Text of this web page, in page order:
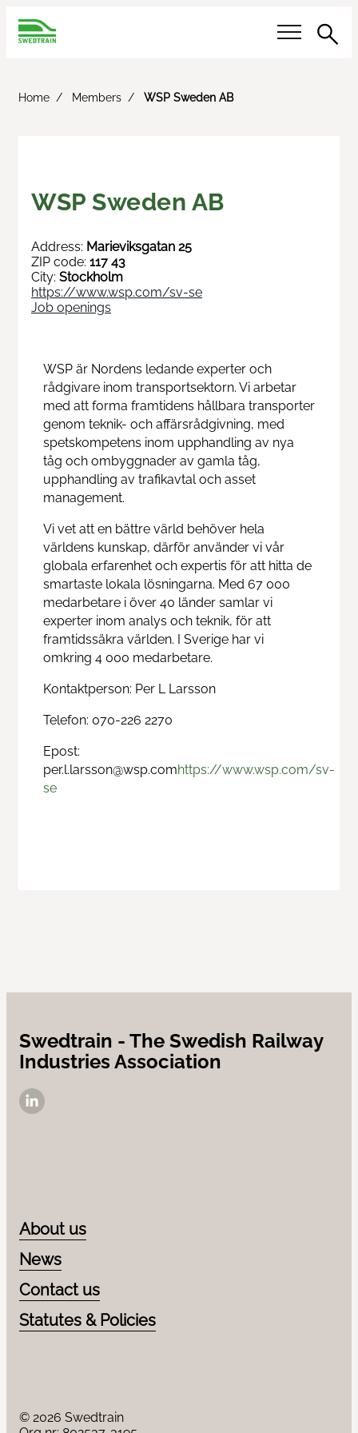
Our questions
Innotrans
Railway Day
Train & Rail
Swedtrain's graduation prize
Swedtrain Internship Program
Swedtrain Tech&Future
Open board meetings
Career paths
Members
Focus groups
Contact us
Home Members WSP Sweden AB
WSP Sweden AB
Address: Marieviksgatan 25
ZIP code: 117 43
City: Stockholm
https://www.wsp.com/sv-se
Job openings
WSP är Nordens ledande experter och
rådgivare inom transportsektorn. Vi arbetar
med att forma framtidens hållbara transporter
genom teknik- och affärsrådgivning, med
spetskompetens inom upphandling av nya
tåg och ombyggnader av gamla tåg,
upphandling av trafikavtal och asset
management.
Vi vet att en bättre värld behöver hela
världens kunskap, därför använder vi vår
globala erfarenhet och expertis för att hitta de
smartaste lokala lösningarna. Med 67 000
medarbetare i över 40 länder samlar vi
experter inom analys och teknik, för att
framtidssäkra världen. I Sverige har vi
omkring 4 000 medarbetare.
Kontaktperson: Per L Larsson
Telefon: 070-226 2270
Epost:
per.l.larsson@wsp.comhttps://www.wsp.com/sv-
se
Swedtrain - The Swedish Railway
Industries Association
About us
News
Contact us
Statutes & Policies
© 2026 Swedtrain